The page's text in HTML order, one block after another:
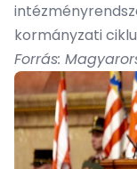
kormányzati
Forrás: